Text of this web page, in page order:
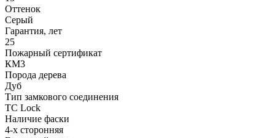
Оттенок
Серый
Гарантия, лет
25
Пожарный сертификат
КМ3
Порода дерева
Дуб
Тип замкового соединения
TC Lock
Наличие фаски
4-х сторонняя